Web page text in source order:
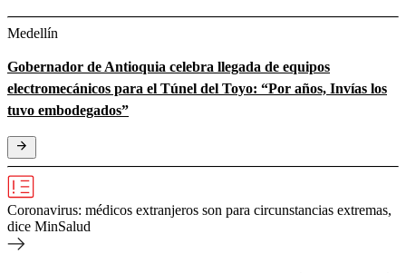
Medellín
Gobernador de Antioquia celebra llegada de equipos
electromecánicos para el Túnel del Toyo: “Por años, Invías los
tuvo embodegados”
Coronavirus: médicos extranjeros son para circunstancias extremas,
dice MinSalud